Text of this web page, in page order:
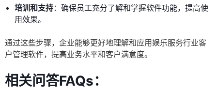
培训和支持：确保员工充分了解和掌握软件功能，提高使
用效果。
通过这些步骤，企业能够更好地理解和应用娱乐服务行业客
户管理软件，提高业务水平和客户满意度。
相关问答FAQs：